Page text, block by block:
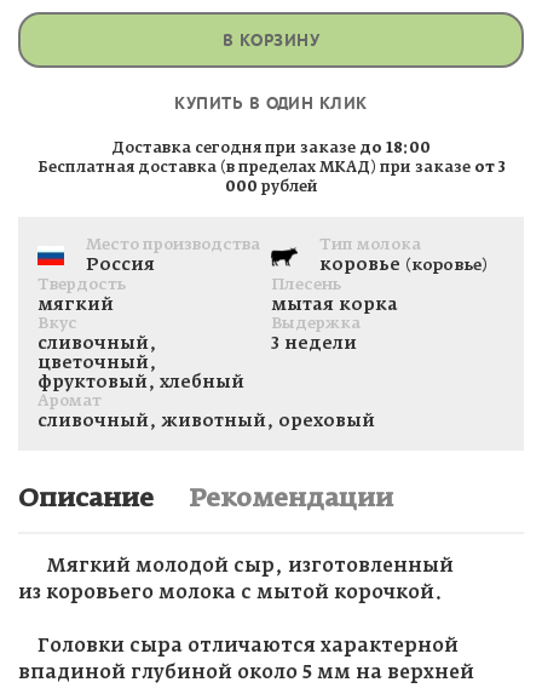
В КОРЗИНУ
КУПИТЬ В ОДИН КЛИК
Доставка сегодня при заказе до 18:00
Бесплатная доставка (в пределах МКАД) при заказе от 3
000 рублей
Место производства
Россия
Тип молока
коровье (коровье)
Твердость
мягкий
Плесень
мытая корка
Вкус
сливочный,
цветочный,
фруктовый, хлебный
Выдержка
3 недели
Аромат
сливочный, животный, ореховый
Описание Рекомендации
Мягкий молодой сыр, изготовленный
из коровьего молока с мытой корочкой.
Головки сыра отличаются характерной
впадиной глубиной около 5 мм на верхней